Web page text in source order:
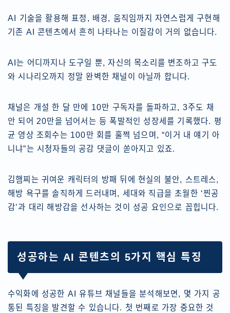
AI 기술을 활용해 표정, 배경, 움직임까지 자연스럽게 구현해
기존 AI 콘텐츠에서 흔히 나타나는 이질감이 거의 없습니다.
AI는 어디까지나 도구일 뿐, 자신의 목소리를 변조하고 구도
와 시나리오까지 정말 완벽한 채널이 아닐까 합니다.
채널은 개설 한 달 만에 10만 구독자를 돌파하고, 3주도 채
안 되어 20만을 넘어서는 등 폭발적인 성장세를 기록했다. 평
균 영상 조회수는 100만 회를 훌쩍 넘으며, “이거 내 얘기 아
니냐”는 시청자들의 공감 댓글이 쏟아지고 있죠.
김햄찌는 귀여운 캐릭터의 방패 뒤에 현실의 불안, 스트레스,
해방 욕구를 솔직하게 드러내며, 세대와 직급을 초월한 ‘찐공
감’과 대리 해방감을 선사하는 것이 성공 요인으로 꼽힙니다.
성공하는 AI 콘텐츠의 5가지 핵심 특징
수익화에 성공한 AI 유튜브 채널들을 분석해보면, 몇 가지 공
통된 특징을 발견할 수 있습니다. 첫 번째로 가장 중요한 것